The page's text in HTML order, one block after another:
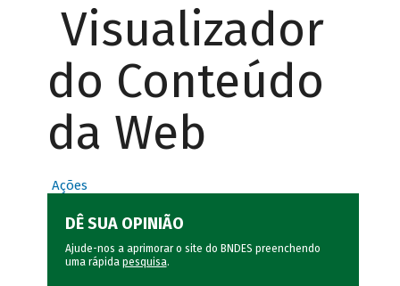
Visualizador
do Conteúdo
da Web
Ações
DÊ SUA OPINIÃO
Ajude-nos a aprimorar o site do BNDES preenchendo
uma rápida pesquisa.